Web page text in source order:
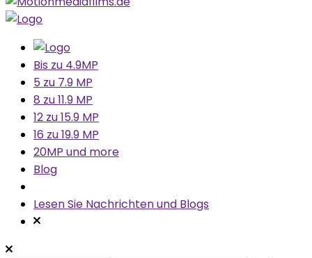
Bis zu 4.9MP
5 zu 7.9 MP
8 zu 11.9 MP
12 zu 15.9 MP
16 zu 19.9 MP
20MP und more
Blog
Lesen Sie Nachrichten und Blogs